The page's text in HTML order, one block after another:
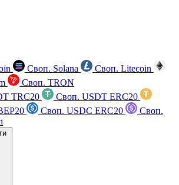
Своп. Solana
Своп. Litecoin
Своп. TRON
TRC20
Своп. USDT ERC20
Своп. USDC ERC20
Своп.